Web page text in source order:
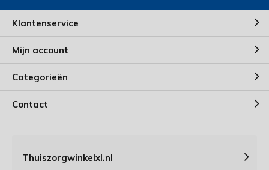
Klantenservice
Mijn account
Categorieën
Contact
Thuiszorgwinkelxl.nl